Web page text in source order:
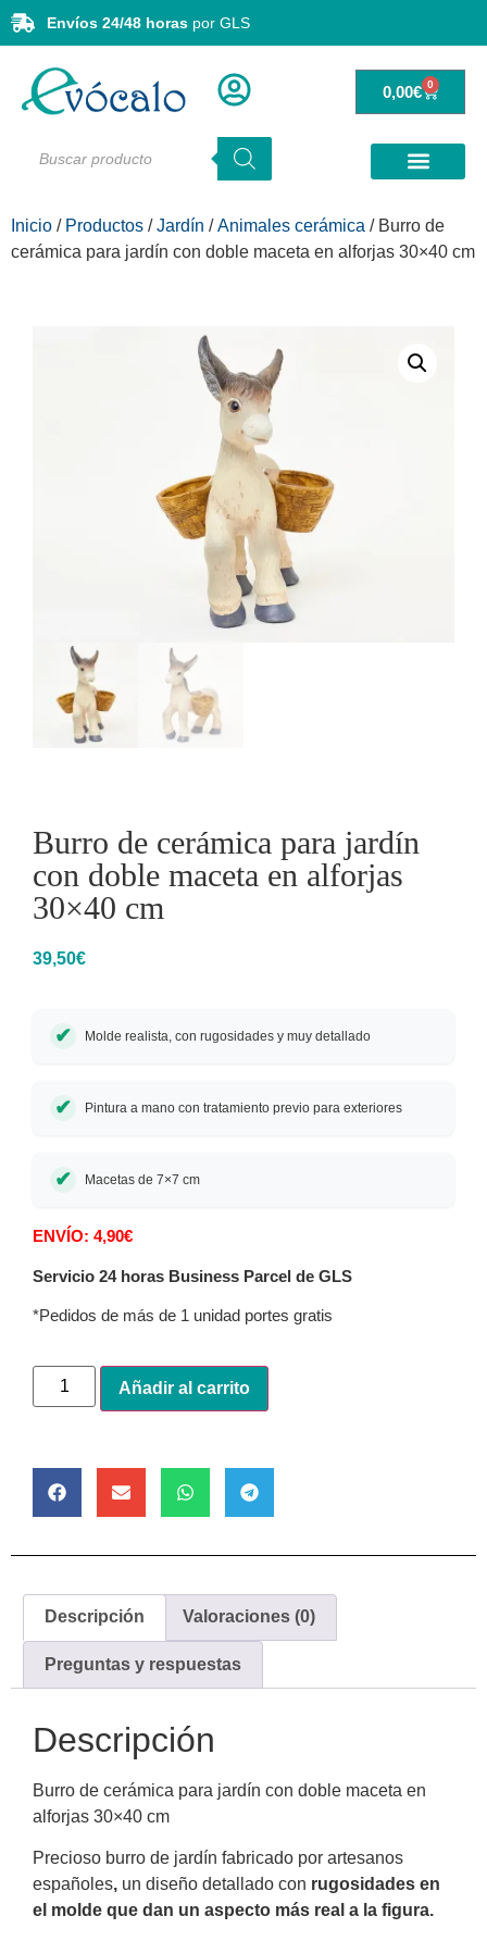
Envíos 24/48 horaspor GLS
0,00€ 0
Inicio / Productos /Jardín /Animales cerámica / Burro de
cerámica para jardín con doble maceta en alforjas 30×40 cm
Burro de cerámica para jardín
con doble maceta en alforjas
30×40 cm
39,50€
Molde realista, con rugosidades y muy detallado
Pintura a mano con tratamiento previo para exteriores
Macetas de 7×7 cm
ENVÍO: 4,90€
Servicio 24 horas Business Parcel de GLS
*Pedidos de más de 1 unidad portes gratis
Añadir al carrito
Descripción Valoraciones (0)
Preguntas y respuestas
Descripción
Burro de cerámica para jardín con doble maceta en
alforjas 30×40 cm
Precioso burro de jardín fabricado por artesanos
españoles, un diseño detallado con rugosidades en
el molde que dan un aspecto más real a la figura.